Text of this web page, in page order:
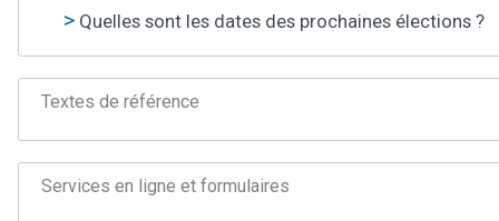
Quelles sont les dates des prochaines élections ?
Textes de référence
Services en ligne et formulaires